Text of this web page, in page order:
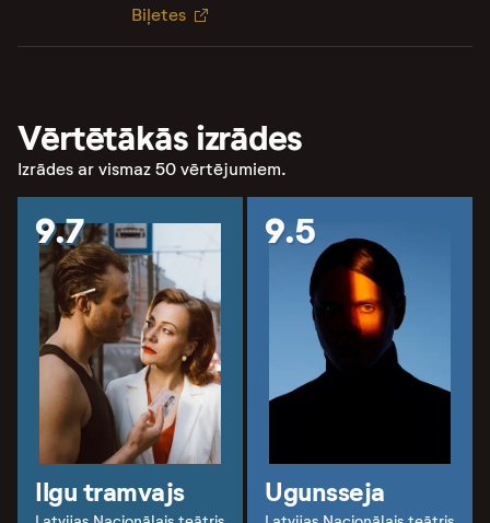
Biļetes
Vērtētākās izrādes
Izrādes ar vismaz 50 vērtējumiem.
9.7
Ilgu tramvajs
9.5
Ugunsseja